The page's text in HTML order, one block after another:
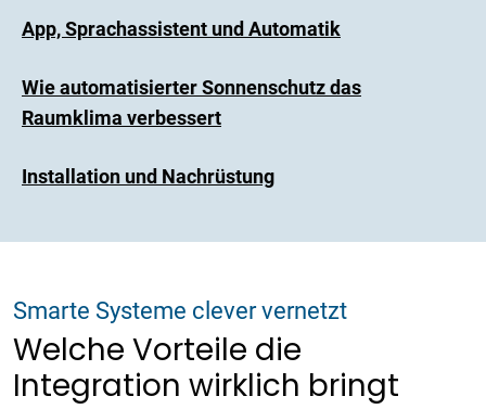
App, Sprachassistent und Automatik
Wie automatisierter Sonnenschutz das
Raumklima verbessert
Installation und Nachrüstung
Smarte Systeme clever vernetzt
Welche Vorteile die
Integration wirklich bringt